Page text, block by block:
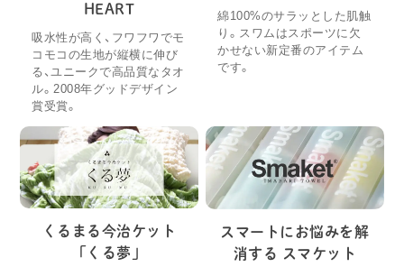
HEART
吸水性が高く、フワフワでモ
コモコの生地が縦横に伸び
る、ユニークで高品質なタオ
ル。2008年グッドデザイン
賞受賞。
綿100%のサラッとした肌触
り。スワムはスポーツに欠
かせない新定番のアイテム
です。
くるまる今治ケット
「くる夢」
スマートにお悩みを解
消する スマケット